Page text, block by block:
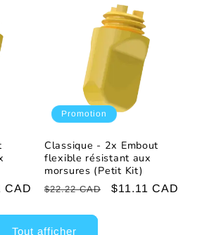
CAD
Promotion
Classique - 2x Embout
flexible résistant aux
morsures (Petit Kit)
Prix
$22.22 CAD
Prix
$11.11 CAD
Tout afficher